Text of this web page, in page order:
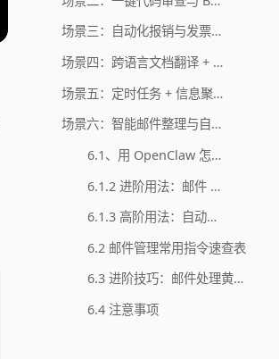
场景三：自动化报销与发票处理
场景四：跨语言文档翻译 + 本地化
场景五：定时任务 + 信息聚合推送
场景六：智能邮件整理与自动归档
6.1、用 OpenClaw 怎么做
6.1.2 进阶用法：邮件 + 项目联动
6.1.3 高阶用法：自动化邮件流水线（定时任务）
6.2 邮件管理常用指令速查表
6.3 进阶技巧：邮件处理黄金工作流
6.4 注意事项